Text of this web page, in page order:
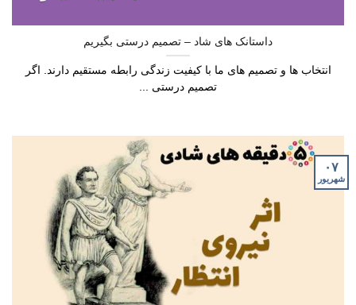
داستانک های شاد – تصمیم درستی بگیریم
انتخاب ها و تصمیم های ما با کیفیت زندگی رابطه مستقیم دارند. اگر
تصمیم درستی ...
۰۷
شهریور